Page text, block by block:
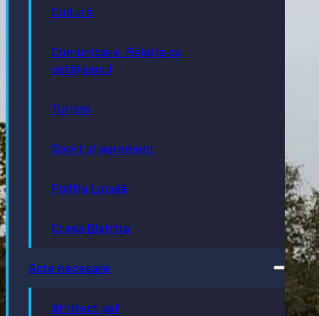
Cultură
Comunicare. Relația cu
cetățeanul
Turism
Sport și agrement
Poliția Locală
Creșa Bistrița
Acte necesare
Arhitect șef